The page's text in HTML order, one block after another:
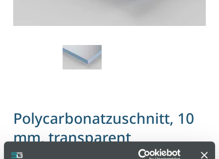
Polycarbonatzuschnitt, 10
mm, transparent